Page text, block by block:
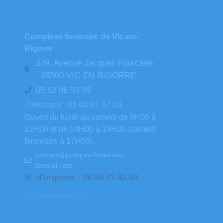
Complexe funéraire de Vic-en-
Bigorre
279, Avenue Jacques Fourcade
- 65500 VIC-EN-BIGORRE
05 62 96 53 95
Télécopie : 05 62 93 37 03
Ouvert du lundi au samedi de 9H00 à
12H00 et de 14H00 à 19H00 (samedi
fermeture à 17H00).
contact@pompes-funebres-
favarel.com
N° d'urgence : 06.80.73.42.88